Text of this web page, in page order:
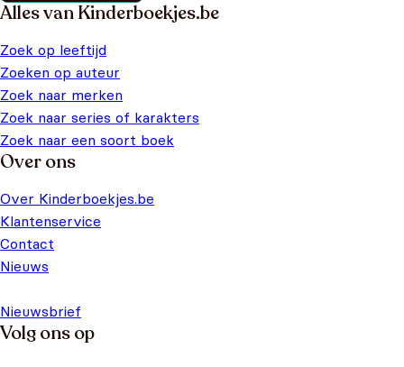
Alles van Kinderboekjes.be
Zoek op leeftijd
Zoeken op auteur
Zoek naar merken
Zoek naar series of karakters
Zoek naar een soort boek
Over ons
Over Kinderboekjes.be
Klantenservice
Contact
Nieuws
Nieuwsbrief
Volg ons op